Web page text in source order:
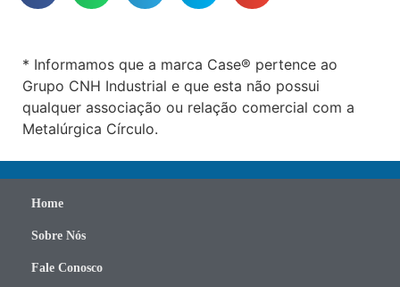
* Informamos que a marca Case® pertence ao
Grupo CNH Industrial e que esta não possui
qualquer associação ou relação comercial com a
Metalúrgica Círculo.
Home
Sobre Nós
Fale Conosco